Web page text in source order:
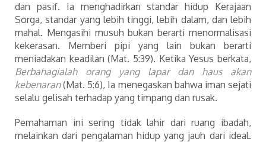
dan pasif. Ia menghadirkan standar hidup Kerajaan
Sorga, standar yang lebih tinggi, lebih dalam, dan lebih
mahal. Mengasihi musuh bukan berarti menormalisasi
kekerasan. Memberi pipi yang lain bukan berarti
meniadakan keadilan (Mat. 5:39). Ketika Yesus berkata,
Berbahagialah orang yang lapar dan haus akan
kebenaran(Mat. 5:6), Ia menegaskan bahwa iman sejati
selalu gelisah terhadap yang timpang dan rusak.
Pemahaman ini sering tidak lahir dari ruang ibadah,
melainkan dari pengalaman hidup yang jauh dari ideal.